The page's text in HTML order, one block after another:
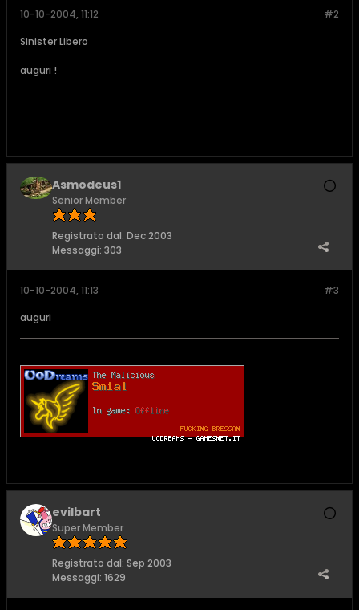
#2
10-10-2004, 11:12
Sinister Libero
auguri !
Asmodeus1
Senior Member
Registrato dal: Dec 2003
Messaggi: 303
#3
10-10-2004, 11:13
auguri
evilbart
Super Member
Registrato dal: Sep 2003
Messaggi: 1629